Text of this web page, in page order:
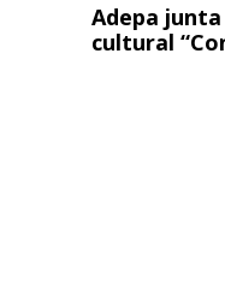
Adepa
cultural